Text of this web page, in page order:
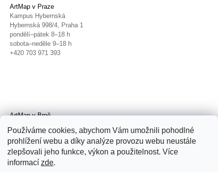
Používáme cookies, abychom Vám umožnili pohodlné
prohlížení webu a díky analýze provozu webu neustále
zlepšovali jeho funkce, výkon a použitelnost. Více
informací zde.
ArtMap v Praze
Kampus Hybernská
Hybernská 998/4, Praha 1
pondělí–pátek 8–18 h
sobota–neděle 9–18 h
+420 703 971 393
ArtMap v Brně
Radnická 4, Brno
úterý–pátek 11–19 h
sobota 14–19 h
+420 702 152 298